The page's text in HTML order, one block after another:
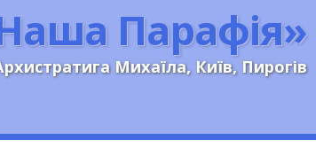
Парафія»
Михаїла, Київ, Пирогів